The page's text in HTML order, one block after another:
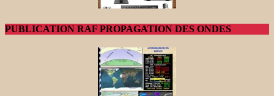
PUBLICATION RAF PROPAGATION DES ONDES